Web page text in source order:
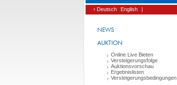
› Deutsch English |
NEWS
AUKTION
Online Live Bieten
Versteigerungsfolge
Auktionsvorschau
Ergebnislisten
Versteigerungsbedingungen